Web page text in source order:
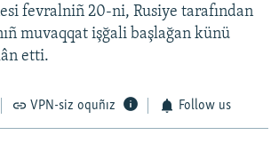
fevralniñ 20-ni, Rusiye tarafından
muvaqqat işğali başlağan künü
etti.
VPN-siz oquñız Follow us